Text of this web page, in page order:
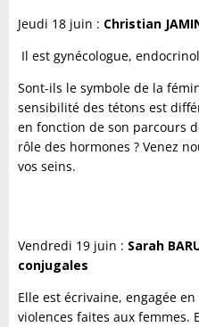
Jeudi 18 juin : Christian
Il est gynécologue,
Sont-ils le symbole de la
sensibilité des tétons est
en fonction de son parcours
rôle des hormones ? Venez
vos seins.
Vendredi 19 juin : Sarah
conjugales
Elle est écrivaine, engagée
violences faites aux femmes.